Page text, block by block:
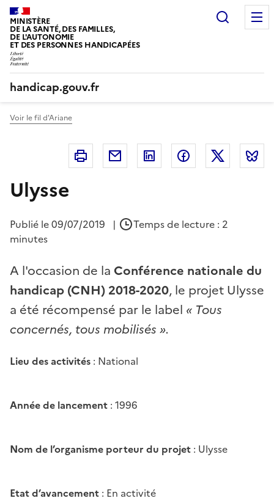
Panneau de gestion des cookies
MINISTÈRE
DE LA SANTÉ, DES FAMILLES,
DE L'AUTONOMIE
ET DES PERSONNES HANDICAPÉES
handicap.gouv.fr
Voir le fil d'Ariane
Imprimer Courriel Linkedin FacebookTwitter
Ulysse
Publié le09/07/2019 |
Temps de lecture : 2
minutes
A l'occasion de la Conférence nationale du
handicap (CNH) 2018-2020, le projet Ulysse
a été récompensé par le label « Tous
concernés, tous mobilisés ».
Lieu des activités : National
Année de lancement : 1996
Nom de l’organisme porteur du projet : Ulysse
Etat d’avancement : En activité